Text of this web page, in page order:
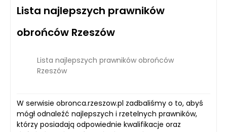
Lista najlepszych prawników
obrońców Rzeszów
Lista najlepszych prawników obrońców
Rzeszów
W serwisie obronca.rzeszow.pl zadbaliśmy o to, abyś
mógł odnaleźć najlepszych i rzetelnych prawników,
którzy posiadają odpowiednie kwalifikacje oraz